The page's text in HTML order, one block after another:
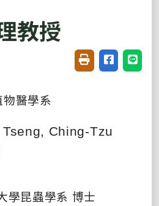
教授
友善列印(開新視
分享至臉書
分享
物醫學系
Tseng, Ching-Tzu
學昆蟲學系 博士